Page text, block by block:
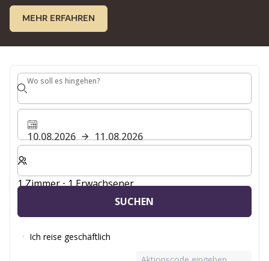
MEHR ERFAHREN
Wo soll es hingehen?
Wo soll es hingehen?
10.08.2026
11.08.2026
Wählen Sie die Anzahl der Zimmer und Gäste für Ihren
1 Zimmer ⋅ 1 Erwachsener
SUCHEN
Ich reise geschäftlich
Aktionscode eingeben